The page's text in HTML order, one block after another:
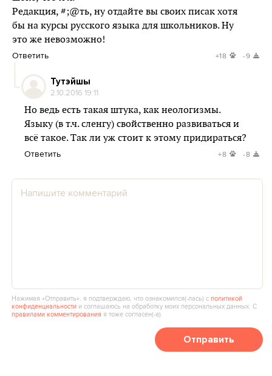
Редакция, #;@ть, ну отдайте вы своих писак хотя
бы на курсы русского языка для школьников. Ну
это же невозможно!
Ответить +18 -9
Тутэйшы
2.10.2016 19:11
Но ведь есть такая штука, как неологизмы.
Языку (в т.ч. сленгу) свойственно развиваться и
всё такое. Так ли уж стоит к этому придираться?
Ответить +8 -8
Нажимая «Отправить», я подтверждаю, что ознакомился(‑лась) сполитикой
конфиденциальности и соглашаюсь на обработку моих персональных данных. С
правилами комментирования я тоже согласен(‑а).
Отправить